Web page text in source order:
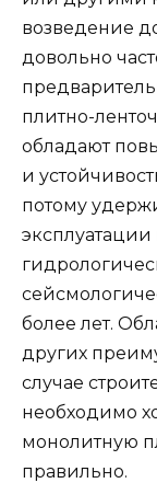
возведение
довольно
плитно-
обладают
и
потому
эксплуатации
более лет.
других
случае
необходимо
монолитную
правильно.